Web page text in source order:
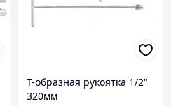
Т-образная рукоятка 1/2"
320мм